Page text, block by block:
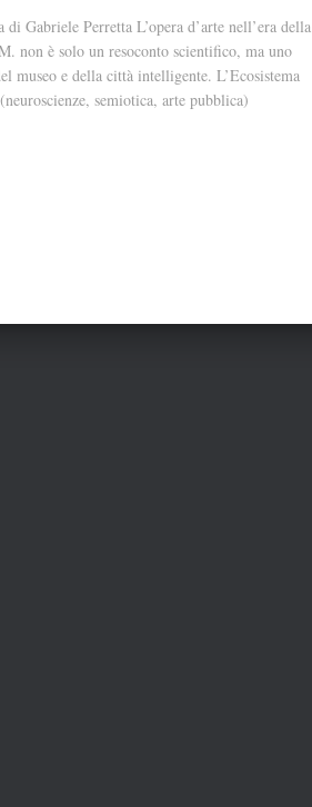
Gabriele Perretta L’opera d’arte nell’era della
non è solo un resoconto scientifico, ma uno
museo e della città intelligente. L’Ecosistema
semiotica, arte pubblica)